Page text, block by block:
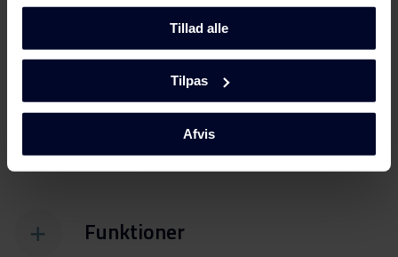
Tillad alle
Tilpas
Afvis
3
Aftagelig ovnlåge
Børnesikring/kan frakobles
Funktioner